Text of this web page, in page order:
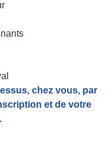
chez vous, par
et de votre